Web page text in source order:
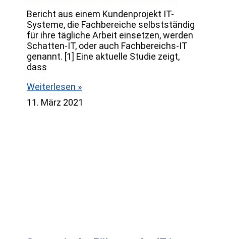
Bericht aus einem Kundenprojekt IT-
Systeme, die Fachbereiche selbstständig
für ihre tägliche Arbeit einsetzen, werden
Schatten-IT, oder auch Fachbereichs-IT
genannt. [1] Eine aktuelle Studie zeigt,
dass
Weiterlesen »
11. März 2021